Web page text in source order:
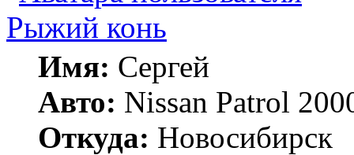
Рыжий конь
Имя: Сергей
Авто: Nissan Patrol
Откуда: Новосибирск